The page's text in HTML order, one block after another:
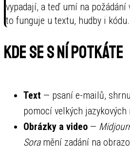
vypadají, a teď umí na
to funguje u textu, hudby i kódu.
Kde se s ní potkáte
Text — psaní e-mailů,
pomocí velkých jazykových
Obrázky a video —
Soramění zadání na